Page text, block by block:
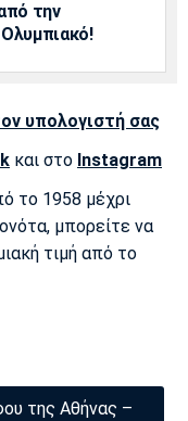
την
υπολογιστή σας
και στο Instagram
το 1958 μέχρι
μπορείτε να
τιμή από το
της Αθήνας –